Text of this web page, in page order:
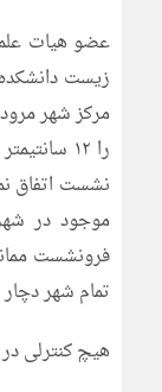
عضو هیات
زیست
را ١٢
نشست اتفاق
موجود در
فرونشست
تمام شهر
هیچ کنترلی